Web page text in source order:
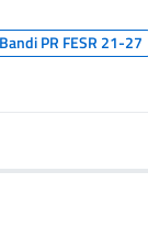
Bandi PR FESR 21-27